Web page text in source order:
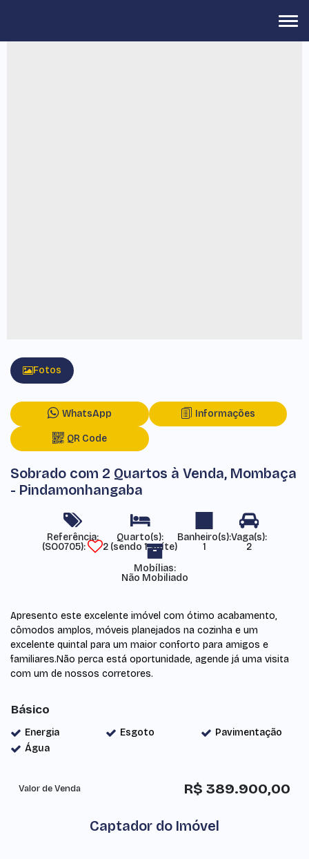
Fotos
WhatsApp Informações
QR Code
Sobrado com 2 Quartos à Venda, Mombaça
- Pindamonhangaba
Referência:
(SO0705)
2 (sendo 1 suíte) 1
2
Mobílias:
Não Mobiliado
Apresento este excelente imóvel com ótimo acabamento,
cômodos amplos, móveis planejados na cozinha e um
excelente quintal para um maior conforto para amigos e
familiares.Não perca está oportunidade, agende já uma visita
com um de nossos corretores.
Básico
Energia Esgoto
Pavimentação
Água
R$ 389.900,00
Valor de Venda
Captador do Imóvel